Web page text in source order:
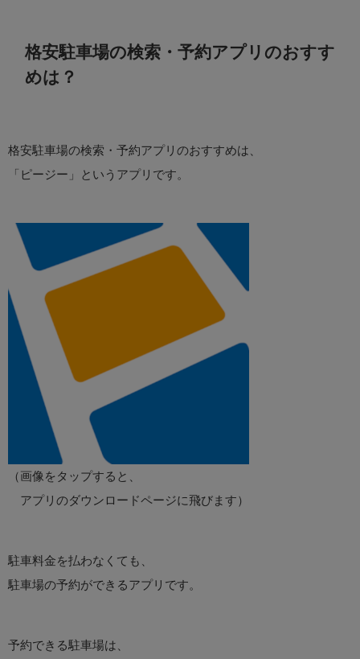
格安駐車場の検索・予約アプリのおすす
めは？
格安駐車場の検索・予約アプリのおすすめは、
「ピージー」というアプリです。
（画像をタップすると、
アプリのダウンロードページに飛びます）
駐車料金を払わなくても、
駐車場の予約ができるアプリです。
予約できる駐車場は、